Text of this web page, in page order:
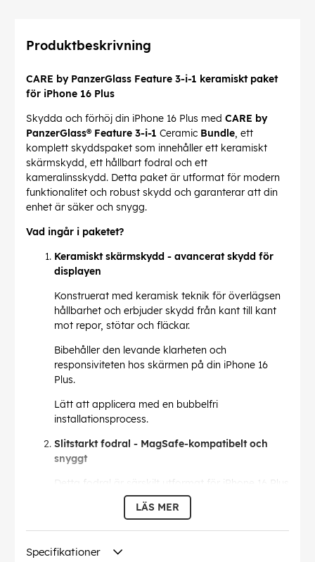
Produktbeskrivning
CARE by PanzerGlass Feature 3-i-1 keramiskt paket
för iPhone 16 Plus
Skydda och förhöj din iPhone 16 Plus med CARE by
PanzerGlass® Feature 3-i-1 Ceramic Bundle, ett
komplett skyddspaket som innehåller ett keramiskt
skärmskydd, ett hållbart fodral och ett
kameralinsskydd. Detta paket är utformat för modern
funktionalitet och robust skydd och garanterar att din
enhet är säker och snygg.
Vad ingår i paketet?
Keramiskt skärmskydd - avancerat skydd för
displayen
Konstruerat med keramisk teknik för överlägsen
hållbarhet och erbjuder skydd från kant till kant
mot repor, stötar och fläckar.
Bibehåller den levande klarheten och
responsiviteten hos skärmen på din iPhone 16
Plus.
Lätt att applicera med en bubbelfri
installationsprocess.
Slitstarkt fodral - MagSafe-kompatibelt och
snyggt
Detta fodral är särskilt utformat för iPhone 16 Plus
och ger ett tillförlitligt skydd mot fall, stötar och
telefonens eleganta utseende samtidigt som den
LÄS MER
Specifikationer